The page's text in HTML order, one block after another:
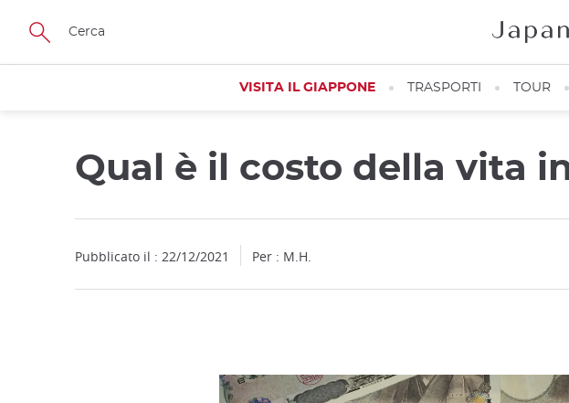
Skip
main
VISITA IL GIAPPONE TRASPORTI TOUR
Qual è il costo della vita
Pubblicato il : 22/12/2021 Per : M.H.